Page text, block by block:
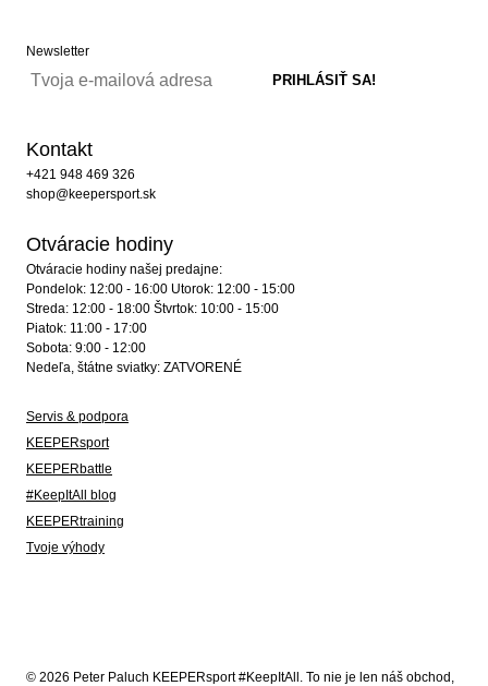
Newsletter
Kontakt
+421 948 469 326
shop@keepersport.sk
Otváracie hodiny
Otváracie hodiny našej predajne:
Pondelok: 12:00 - 16:00 Utorok: 12:00 - 15:00
Streda: 12:00 - 18:00 Štvrtok: 10:00 - 15:00
Piatok: 11:00 - 17:00
Sobota: 9:00 - 12:00
Nedeľa, štátne sviatky: ZATVORENÉ
Servis & podpora
KEEPERsport
KEEPERbattle
#KeepItAll blog
KEEPERtraining
Tvoje výhody
© 2026 Peter Paluch KEEPERsport #KeepItAll. To nie je len náš obchod,